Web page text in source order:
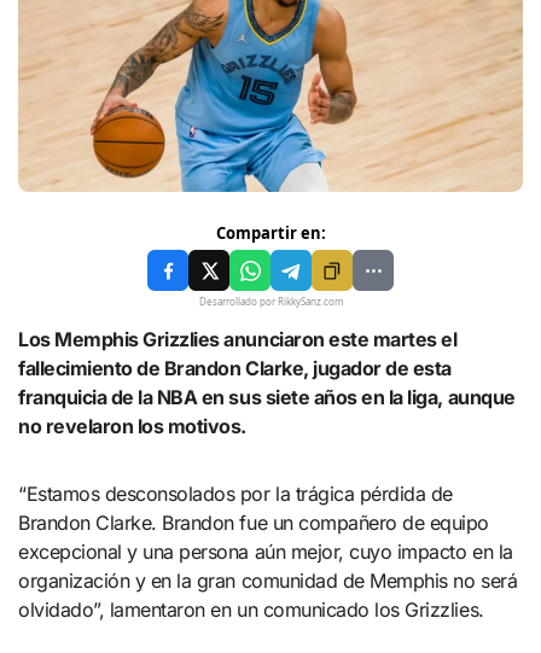
Compartir en:
Desarrollado por RikkySanz.com
Los Memphis Grizzlies anunciaron este martes el
fallecimiento de Brandon Clarke, jugador de esta
franquicia de la NBA en sus siete años en la liga, aunque
no revelaron los motivos.
“Estamos desconsolados por la trágica pérdida de
Brandon Clarke. Brandon fue un compañero de equipo
excepcional y una persona aún mejor, cuyo impacto en la
organización y en la gran comunidad de Memphis no será
olvidado”, lamentaron en un comunicado los Grizzlies.